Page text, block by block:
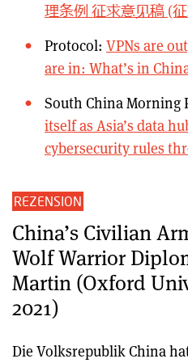
理条例 征求意见稿 (
Protocol: VPNs are
are in: What’s in
South China Morning
itself as Asia’s data
cybersecurity rules
REZENSION
China’s Civilian
Wolf Warrior
Martin (Oxford
2021)
Die Volksrepublik China